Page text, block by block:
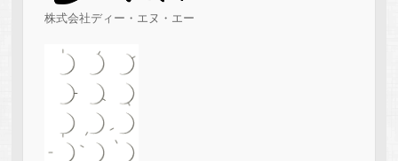
株式会社ディー・エヌ・エー